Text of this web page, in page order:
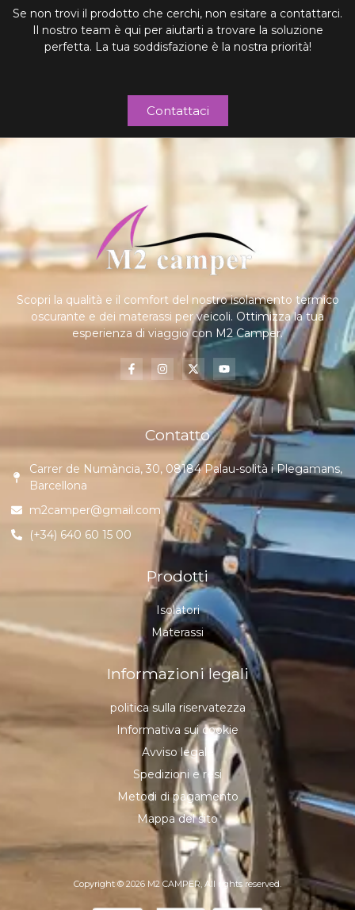
Se non trovi il prodotto che cerchi, non esitare a contattarci.
Il nostro team è qui per aiutarti a trovare la soluzione
perfetta. La tua soddisfazione è la nostra priorità!
Contattaci
Scopri la qualità e il comfort del nostro isolamento termico
oscurante e dei materassi per veicoli. Ottimizza la tua
esperienza di viaggio con M2 Camper.
Contatto
Carrer de Numància, 30, 08184 Palau-solità i Plegamans,
Barcellona
m2camper@gmail.com
(+34) 640 60 15 00
Prodotti
Isolatori
Materassi
Informazioni legali
politica sulla riservatezza
Informativa sui cookie
Avviso legale
Spedizioni e resi
Metodi di pagamento
Mappa del sito
Copyright © 2026 M2 CAMPER, All rights reserved.